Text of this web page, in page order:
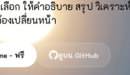
อก ให้คำอธิบาย สรุป วิเครา
งเปลี่ยนหน้า
- ฟรี ดูบน GitHub